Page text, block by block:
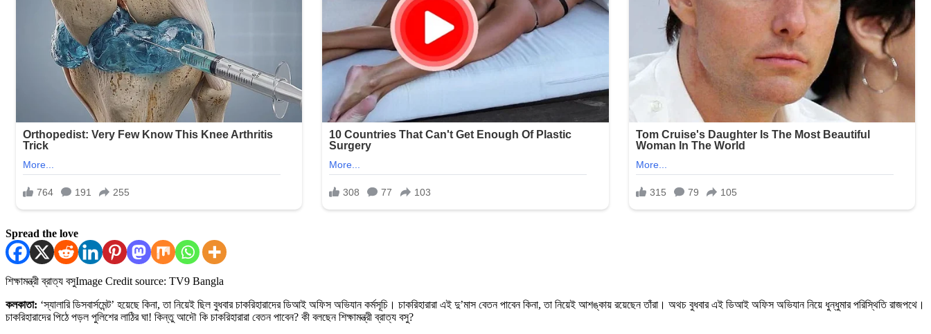
Spread the love
শিক্ষামন্ত্রী ব্রাত্য বসুImage Credit source: TV9 Bangla
কলকাতা: ‘স্যালারি ডিসবার্সমেন্ট’ হয়েছে কিনা, তা নিয়েই ছিল বুধবার চাকরিহারাদের ডিআই অফিস অভিযান কর্মসূচি। চাকরিহারারা এই দু’মাস বেতন পাবেন কিনা, তা নিয়েই আশঙ্কায় রয়েছেন তাঁরা। অথচ বুধবার এই ডিআই অফিস অভিযান নিয়ে ধুন্ধুমার পরিস্থিতি রাজপথে।
চাকরিহারাদের পিঠে পড়ল পুলিশের লাঠির ঘা! কিন্তু আদৌ কি চাকরিহারারা বেতন পাবেন? কী বলছেন শিক্ষামন্ত্রী ব্রাত্য বসু?